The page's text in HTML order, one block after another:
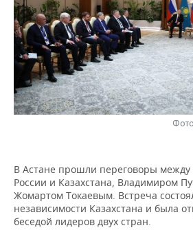
НЕФТЬ
ОПК
ЭНЕРГЕТИКА
РОЗНИЧНАЯ ТОРГОВЛЯ
ТРАНСПОРТ
УСЛУГИ
НОВОСТИ ТЕХНОЛОГИЙ
IT
МЕДИА
ТЕЛЕКОММУНИКАЦИИ
МЕРОПРИЯТИЯ
НОВОСТИ МЕРОПРИЯТИЙ
ВЫЕЗДНАЯ РЕДАКЦИЯ
БИЗНЕС-БРАНЧИ
ОТКРЫТАЯ ЛЕКЦИЯ
СПОРТ
НОВОСТИ СПОРТА
ФУТБОЛ
БАСКЕТБОЛ
ВОЛЕЙБОЛ
ОБЩЕСТВО
НОВОСТИ ОБЩЕСТВА
ИНФРАСТРУКТУРА
ИСТОРИЯ
ФОТОГАЛЕРЕЯ
СПРАВОЧНИК
СПИСОК ПЕРСОН
ПОЛНАЯ ВЕРСИЯ
В Астане прошли переговоры между
России и Казахстана, Владимиром
Жомартом Токаевым. Встреча
независимости Казахстана и была
беседой лидеров двух стран.